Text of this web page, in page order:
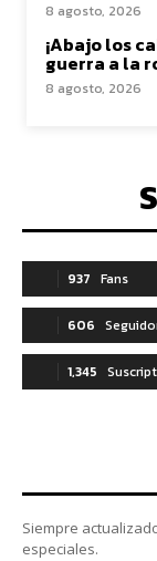
8 agosto, 2026
¡Abajo los
guerra a la
8 agosto, 2026
937 Fans
606
1,345
Siempre
especiales.